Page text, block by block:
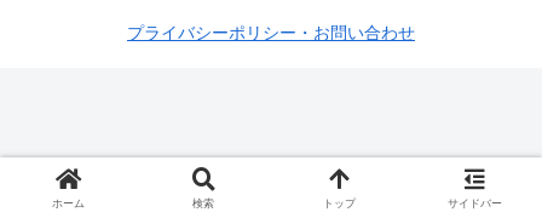
プライバシーポリシー・お問い合わせ
ホーム 検索 トップ サイドバー